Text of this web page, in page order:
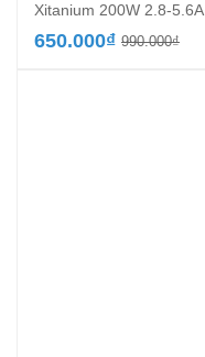
Xitanium 200W 2.8-5.6A
990.000₫Giá
650.000₫
Giá